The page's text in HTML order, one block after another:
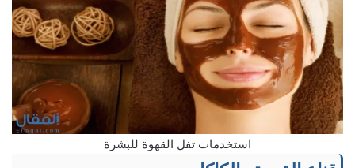
استخدمات تفل القهوة للبشرة